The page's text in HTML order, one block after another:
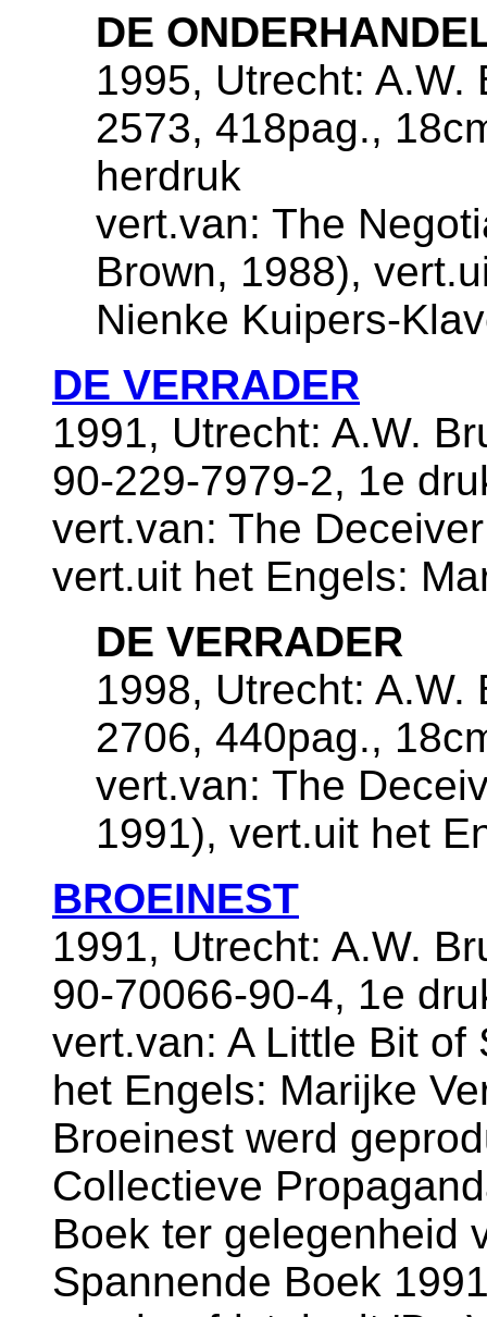
DE
1995, Utrecht: A.W.
2573, 418pag.,
herdruk
vert.van: The
Brown, 1988),
Nienke Kuipers-
DE VERRADER
1991, Utrecht: A.W.
90-229-7979-2, 1e
vert.van: The
vert.uit het Engels:
DE VERRADER
1998, Utrecht: A.W.
2706, 440pag.,
vert.van: The
1991), vert.uit het
BROEINEST
1991, Utrecht: A.W.
90-70066-90-4, 1e
vert.van: A Little Bit
het Engels: Marijke
Broeinest werd
Collectieve
Boek ter gelegenheid
Spannende Boek